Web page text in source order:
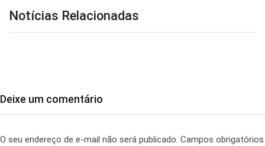
Notícias Relacionadas
Deixe um comentário
O seu endereço de e-mail não será publicado. Campos obrigatórios